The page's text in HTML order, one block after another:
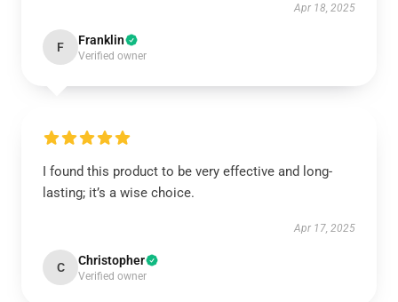
Apr 18, 2025
F Franklin
Verified owner
I found this product to be very effective and long-
lasting; it’s a wise choice.
Apr 17, 2025
C Christopher
Verified owner